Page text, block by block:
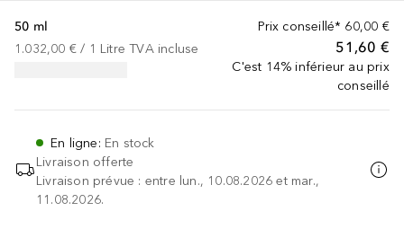
Prix conseillé* 60,00 €
51,60 €
C'est 14% inférieur au prix
conseillé
50 ml
1.032,00 € / 1 Litre TVA incluse
En ligne: En stock
Livraison offerte
Livraison prévue : entre lun., 10.08.2026 et mar.,
11.08.2026.